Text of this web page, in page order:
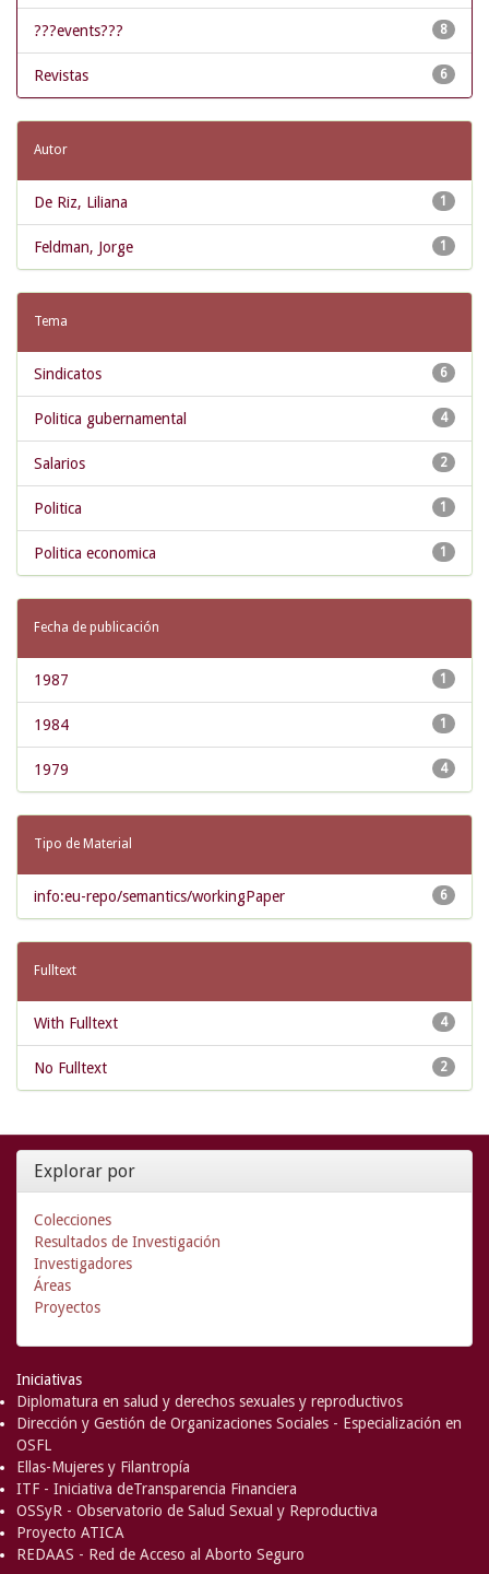
8
???events???
6
Revistas
Autor
1
De Riz, Liliana
1
Feldman, Jorge
Tema
6
Sindicatos
4
Politica gubernamental
2
Salarios
1
Politica
1
Politica economica
Fecha de publicación
1
1987
1
1984
4
1979
Tipo de Material
6
info:eu-repo/semantics/workingPaper
Fulltext
4
With Fulltext
2
No Fulltext
Explorar por
Colecciones
Resultados de Investigación
Investigadores
Áreas
Proyectos
Iniciativas
Diplomatura en salud y derechos sexuales y reproductivos
Dirección y Gestión de Organizaciones Sociales - Especialización en
OSFL
Ellas-Mujeres y Filantropía
ITF - Iniciativa deTransparencia Financiera
OSSyR - Observatorio de Salud Sexual y Reproductiva
Proyecto ATICA
REDAAS - Red de Acceso al Aborto Seguro